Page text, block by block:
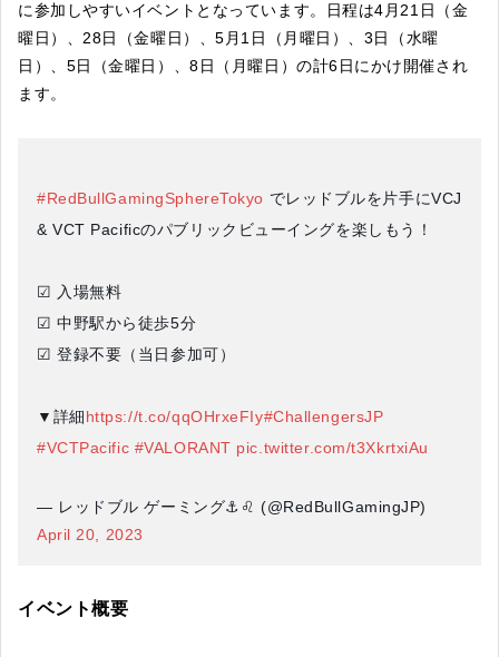
に参加しやすいイベントとなっています。日程は4月21日（金
曜日）、28日（金曜日）、5月1日（月曜日）、3日（水曜
日）、5日（金曜日）、8日（月曜日）の計6日にかけ開催され
ます。
#RedBullGamingSphereTokyo でレッドブルを片手にVCJ
& VCT Pacificのパブリックビューイングを楽しもう！
☑ 入場無料
☑ 中野駅から徒歩5分
☑ 登録不要（当日参加可）
▼詳細https://t.co/qqOHrxeFIy#ChallengersJP
#VCTPacific #VALORANT pic.twitter.com/t3XkrtxiAu
— レッドブル ゲーミング⚓♌️ (@RedBullGamingJP)
April 20, 2023
イベント概要